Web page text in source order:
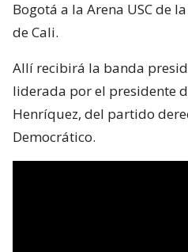
Bogotá a la Arena USC de
de Cali.
Allí recibirá la banda
liderada por el presidente
Henríquez, del partido
Democrático.